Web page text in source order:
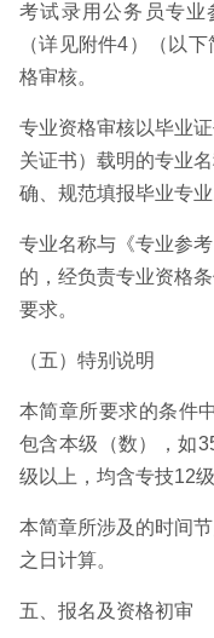
考试录用公务员专业
（详见附件4）（以
格审核。
专业资格审核以毕业
关证书）载明的专业
确、规范填报毕业专业
专业名称与《专业参
的，经负责专业资格
要求。
（五）特别说明
本简章所要求的条件中
包含本级（数），如
级以上，均含专技12
本简章所涉及的时间
之日计算。
五、报名及资格初审